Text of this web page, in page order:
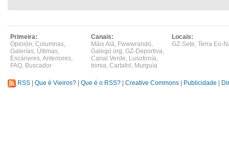
Primeira:
Opinión, Columnas,
Galerías, Últimas,
Escáneres,Anteriores,
FAQ, Buscador
Canais:
Máis Alá, Fwwwrando,
Galego.org, GZ-Deportiva,
Canal Verde, Lusofonía,
Irimia, Cartafol , Murguía
Locais:
GZ-Sete, Terra Eo-
RSS Que é Vieiros? Que é o RSS? Creative Commons Publicidade